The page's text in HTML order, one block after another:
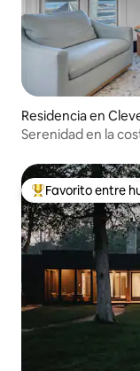
Residencia en
Serenidad en la
De los mejores en
Favorito entre